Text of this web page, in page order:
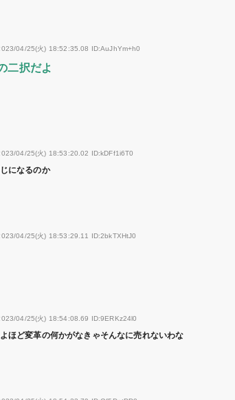
04/25(火) 18:52:35.08 ID:AuJhYm+h0
二択だよ
04/25(火) 18:53:20.02 ID:kDFf1i6T0
になるのか
04/25(火) 18:53:29.11 ID:2bkTXHtJ0
04/25(火) 18:54:08.69 ID:9ERKz24l0
ほど変革の何かがなきゃそんなに売れないわな